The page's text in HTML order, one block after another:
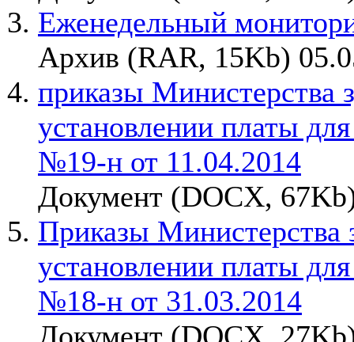
Еженедельный
Архив (RAR, 15Kb)
приказы Министерства
установлении платы
№19-н от 11.04.2014
Документ (DOCX,
Приказы Министерства
установлении платы
№18-н от 31.03.2014